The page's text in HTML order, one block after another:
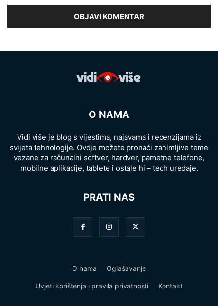
O NAMA
Vidi više je blog s vijestima, najavama i recenzijama iz
svijeta tehnologije. Ovdje možete pronaći zanimljive teme
vezane za računalni softver, hardver, pametne telefone,
mobilne aplikacije, tablete i ostale hi – tech uređaje.
PRATI NAS
O nama Oglašavanje
Uvjeti korištenja i pravila privatnosti Kontakt